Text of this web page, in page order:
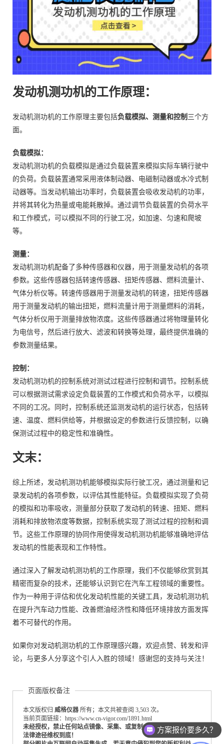
发动机测功机的工作原理：
发动机测功机的工作原理主要包括负载模拟、测量和控制 三个方
面。
负载模拟：
发动机测功机的负载模拟是通过负载装置来模拟实际车辆行驶中
的负荷。负载装置通常采用液体制动器、电磁制动器或水冷式制
动器等。当发动机输出功率时，负载装置会吸收发动机的功率，
并将其转化为热量或电能耗散掉。通过调节负载装置的负荷水平
和工作模式，可以模拟不同的行驶工况，如加速、匀速和爬坡
等。
测量：
发动机测功机配备了多种传感器和仪器，用于测量发动机的各项
参数。这些传感器包括转速传感器、扭矩传感器、燃料流量计、
气体分析仪等。转速传感器用于测量发动机的转速，扭矩传感器
用于测量发动机的输出扭矩，燃料流量计用于测量燃料的消耗，
气体分析仪用于测量排放物浓度。这些传感器通过将物理量转化
为电信号，然后进行放大、滤波和转换等处理，最终提供准确的
参数测量结果。
控制：
发动机测功机的控制系统对测试过程进行控制和调节。控制系统
可以根据测试需求设定负载装置的工作模式和负荷水平，以模拟
不同的工况。同时，控制系统还监测发动机的运行状态，包括转
速、温度、燃料供给等，并根据设定的参数进行反馈控制，以确
保测试过程中的稳定性和准确性。
文末：
综上所述，发动机测功机能够模拟实际行驶工况，通过测量和记
录发动机的各项参数，以评估其性能特征。负载模拟实现了负荷
的模拟和功率吸收，测量部分获取了发动机的转速、扭矩、燃料
消耗和排放物浓度等数据，控制系统实现了测试过程的控制和调
节。这些工作原理的协同作用使得发动机测功机能够准确地评估
发动机的性能表现和工作特性。
通过深入了解发动机测功机的工作原理，我们不仅能够欣赏到其
精密而复杂的技术，还能够认识到它在汽车工程领域的重要性。
作为一种用于评估和优化发动机性能的关键工具，发动机测功机
在提升汽车动力性能、改善燃油经济性和降低环境排放方面发挥
着不可替代的作用。
如果你对发动机测功机的工作原理感兴趣，欢迎点赞、转发和评
论，与更多人分享这个引人入胜的领域！感谢您的支持与关注！
页面版权备注
本文版权归 威格仪器 所有；本文共被查阅 3,503 次。
当前页面链接：https://www.cn-vigor.com/1891.html
未经授权，禁止任何站点镜像、采集、或复制本站内容，违者通过
法律途径维权到底！
测试设备怎么收费的？